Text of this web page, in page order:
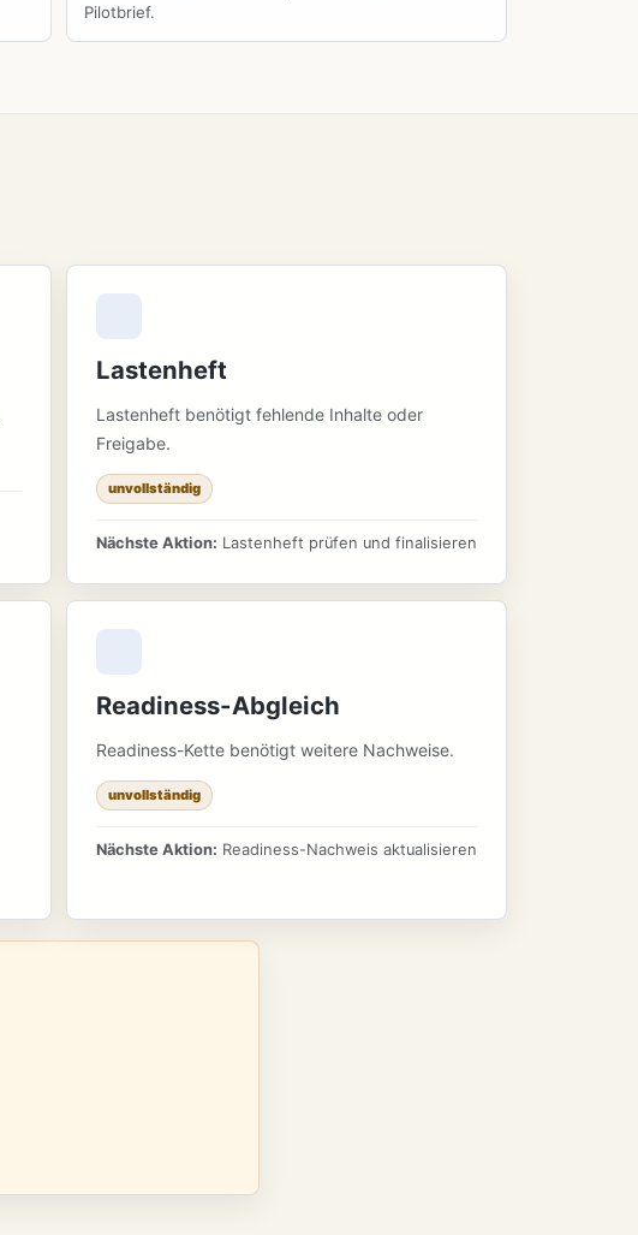
Pilotbrief.
Lastenheft
Lastenheft benötigt fehlende Inhalte oder
Freigabe.
unvollständig
Nächste Aktion: Lastenheft prüfen und finalisieren
Readiness-Abgleich
Readiness-Kette benötigt weitere Nachweise.
unvollständig
Nächste Aktion: Readiness-Nachweis aktualisieren